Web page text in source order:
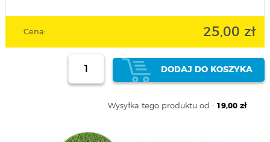
Cena: 25,00 zł
DODAJ DO KOSZYKA
Wysyłka tego produktu od : 19,00 zł